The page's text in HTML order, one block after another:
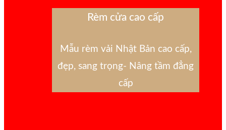
Rèm cửa cao cấp
Mẫu rèm vải Nhật Bản cao cấp,
đẹp, sang trọng- Nâng tầm đẳng
cấp